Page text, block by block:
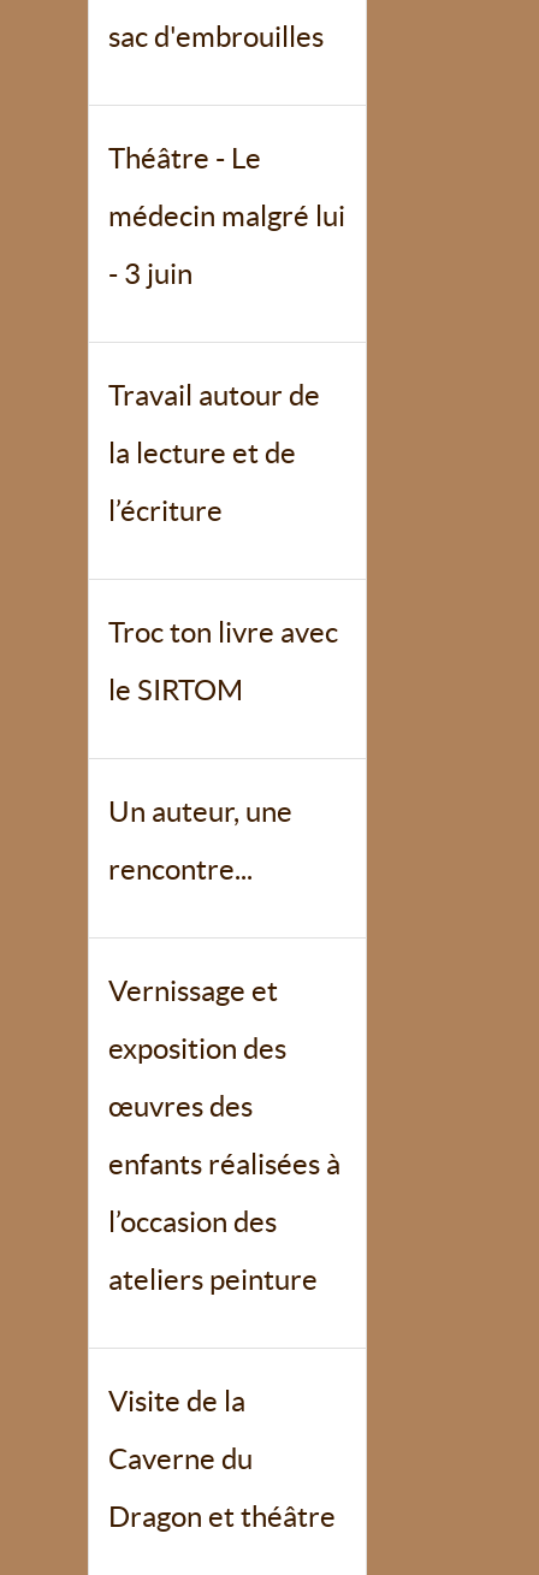
sac d'embrouilles
Théâtre - Le
médecin malgré lui
- 3 juin
Travail autour de
la lecture et de
l’écriture
Troc ton livre avec
le SIRTOM
Un auteur, une
rencontre...
Vernissage et
exposition des
œuvres des
enfants réalisées à
l’occasion des
ateliers peinture
Visite de la
Caverne du
Dragon et théâtre